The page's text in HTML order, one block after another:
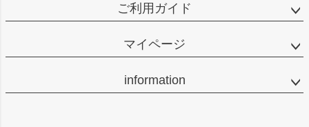
ご利用ガイド
マイページ
information